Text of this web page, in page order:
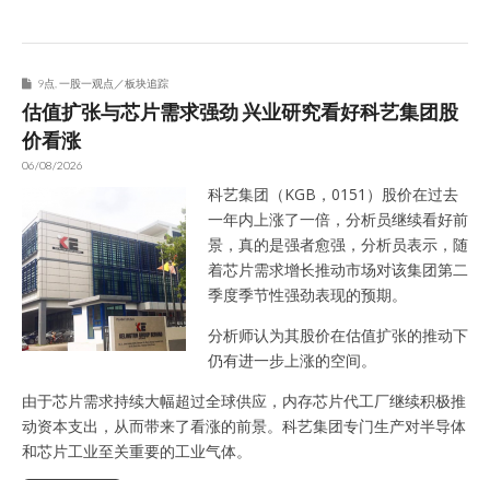
9点 一股一观点／板块追踪
估值扩张与芯片需求强劲 兴业研究看好科艺集团股
价看涨
06/08/2026
科艺集团（KGB，0151）股价在过去
一年内上涨了一倍，分析员继续看好前
景，真的是强者愈强，分析员表示，随
着芯片需求增长推动市场对该集团第二
季度季节性强劲表现的预期。
分析师认为其股价在估值扩张的推动下
仍有进一步上涨的空间。
由于芯片需求持续大幅超过全球供应，内存芯片代工厂继续积极推
动资本支出，从而带来了看涨的前景。科艺集团专门生产对半导体
和芯片工业至关重要的工业气体。